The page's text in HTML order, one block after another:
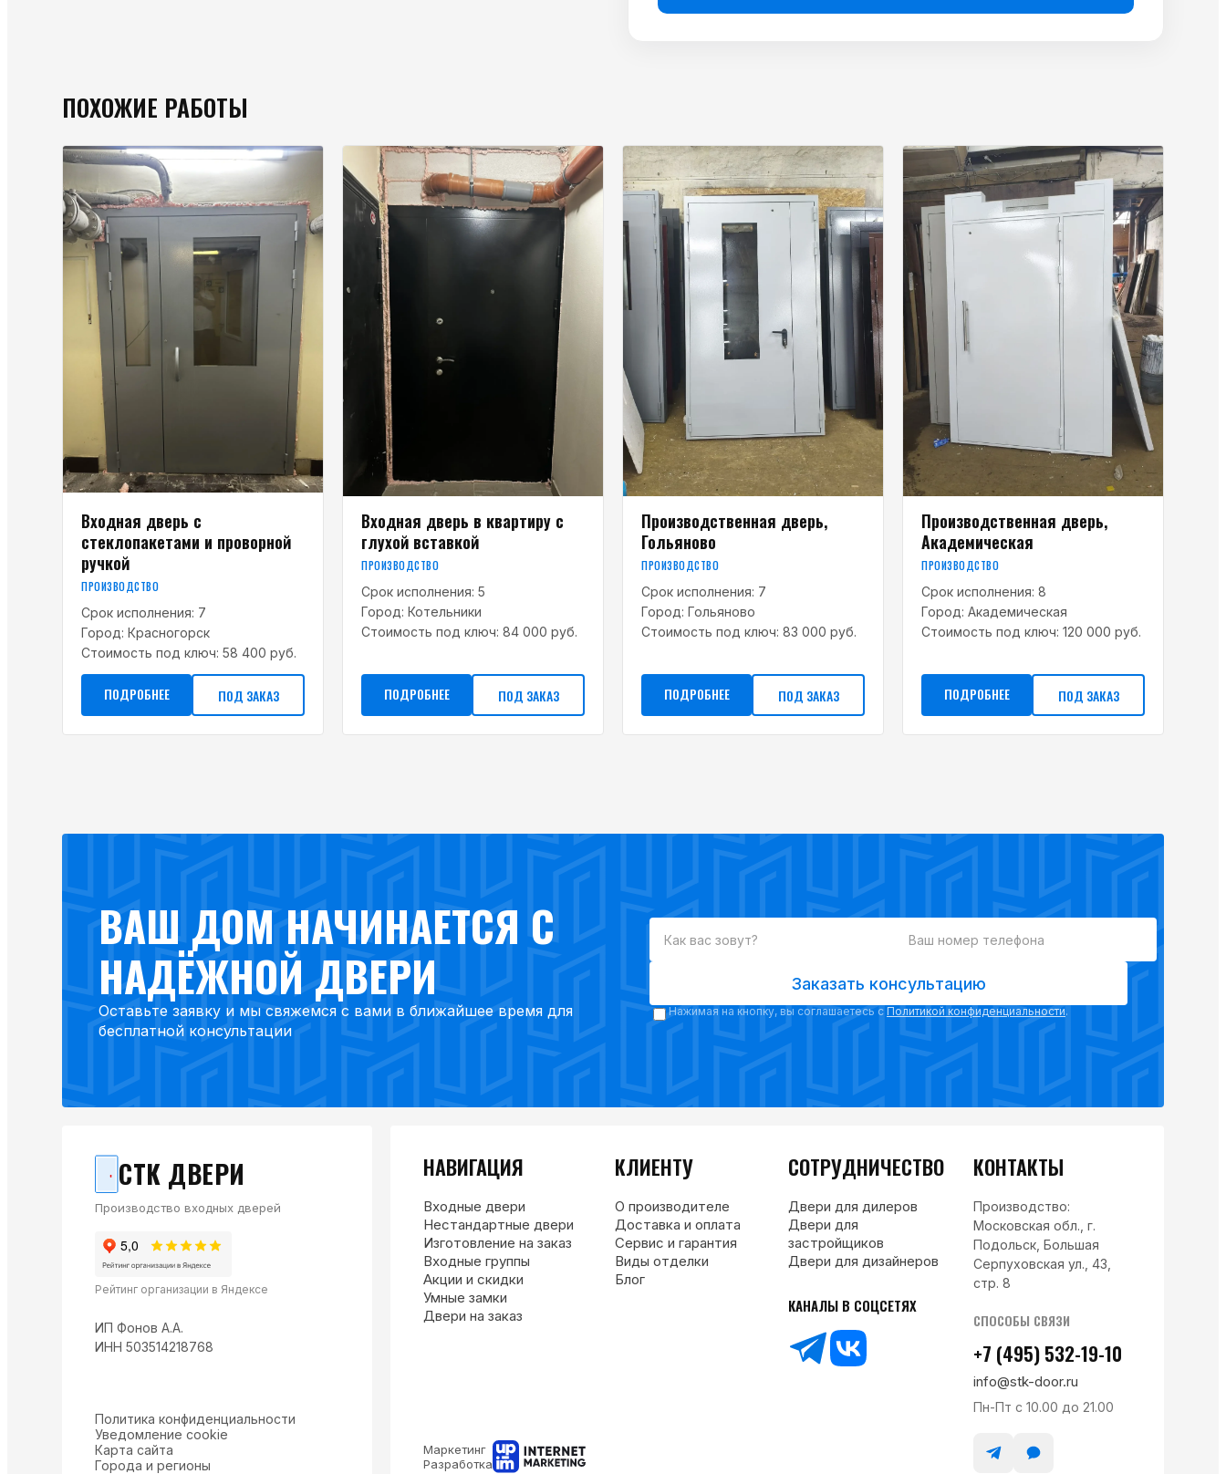
ПОХОЖИЕ РАБОТЫ
Входная дверь с
стеклопакетами и проворной
ручкой
ПРОИЗВОДСТВО
Срок исполнения: 7
Город: Красногорск
Стоимость под ключ: 58 400 руб.
ПОДРОБНЕЕ ПОД ЗАКАЗ
Входная дверь в квартиру с
глухой вставкой
ПРОИЗВОДСТВО
Срок исполнения: 5
Город: Котельники
Стоимость под ключ: 84 000 руб.
ПОДРОБНЕЕ ПОД ЗАКАЗ
Производственная дверь,
Гольяново
ПРОИЗВОДСТВО
Срок исполнения: 7
Город: Гольяново
Стоимость под ключ: 83 000 руб.
ПОДРОБНЕЕ ПОД ЗАКАЗ
Производственная дверь,
Академическая
ПРОИЗВОДСТВО
Срок исполнения: 8
Город: Академическая
Стоимость под ключ: 120 000 руб.
ПОДРОБНЕЕ ПОД ЗАКАЗ
ВАШ ДОМ НАЧИНАЕТСЯ С
НАДЁЖНОЙ ДВЕРИ
Оставьте заявку и мы свяжемся с вами в ближайшее время для
бесплатной консультации
Заказать консультацию
Нажимая на кнопку, вы соглашаетесь с Политикой конфиденциальности.
СТК ДВЕРИ
Производство входных дверей
Рейтинг организации в Яндексе
ИП Фонов А.А.
ИНН 503514218768
Политика конфиденциальности
Уведомление cookie
Карта сайта
Города и регионы
НАВИГАЦИЯ
Входные двери
Нестандартные двери
Изготовление на заказ
Входные группы
Акции и скидки
Умные замки
Двери на заказ
Маркетинг
Разработка
КЛИЕНТУ
О производителе
Доставка и оплата
Сервис и гарантия
Виды отделки
Блог
СОТРУДНИЧЕСТВО
Двери для дилеров
Двери для
застройщиков
Двери для дизайнеров
КАНАЛЫ В СОЦСЕТЯХ
КОНТАКТЫ
Производство:
Московская обл., г.
Подольск, Большая
Серпуховская ул., 43,
стр. 8
СПОСОБЫ СВЯЗИ
+7 (495) 532-19-10
info@stk-door.ru
Пн-Пт с 10.00 до 21.00